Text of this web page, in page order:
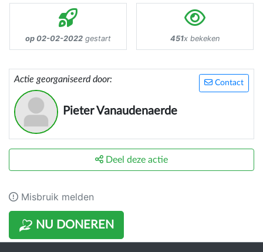
op 02-02-2022 gestart 451x bekeken
Contact
Actie georganiseerd door:
Pieter Vanaudenaerde
NU DONEREN
Deel deze actie
Misbruik melden